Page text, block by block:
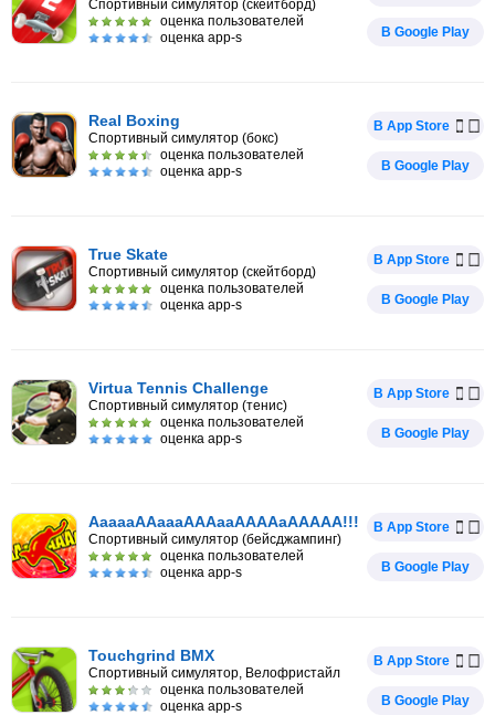
Спортивный симулятор (скейтборд)
оценка пользователей
оценка app-s
В Google Play
Real Boxing
Спортивный симулятор (бокс)
оценка пользователей
оценка app-s
В App Store
В Google Play
True Skate
Спортивный симулятор (скейтборд)
оценка пользователей
оценка app-s
В App Store
В Google Play
Virtua Tennis Challenge
Спортивный симулятор (тенис)
оценка пользователей
оценка app-s
В App Store
В Google Play
AaaaaAAaaaAAAaaAAAAaAAAAA!!!
Спортивный симулятор (бейсджампинг)
оценка пользователей
оценка app-s
В App Store
В Google Play
Touchgrind BMX
Спортивный симулятор, Велофристайл
оценка пользователей
оценка app-s
В App Store
В Google Play